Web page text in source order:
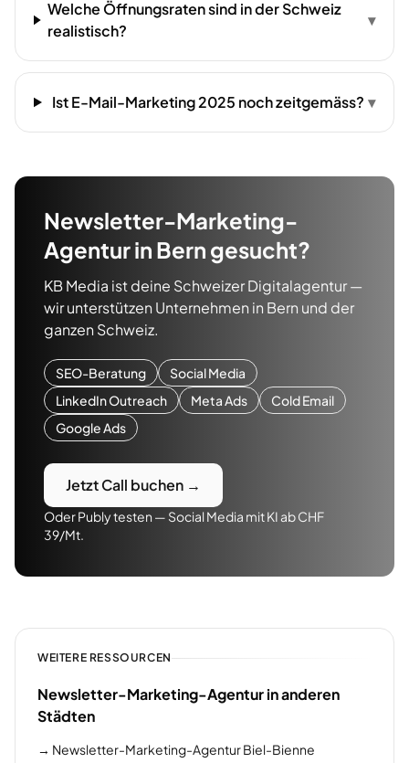
Welche Öffnungsraten sind in der Schweiz
realistisch?
▾
Ist E-Mail-Marketing 2025 noch zeitgemäss? ▾
Newsletter-Marketing-
Agenturin Bern gesucht?
KB Media ist deine Schweizer Digitalagentur —
wir unterstützen Unternehmen in Bern und der
ganzen Schweiz.
SEO-Beratung
Social Media
LinkedIn Outreach
Meta Ads
Cold Email
Google Ads
Jetzt Call buchen →
Oder Publy testen — Social Media mit KI ab CHF
39/Mt.
WEITERE RESSOURCEN
Newsletter-Marketing-Agentur in anderen
Städten
→ Newsletter-Marketing-Agentur Biel-Bienne